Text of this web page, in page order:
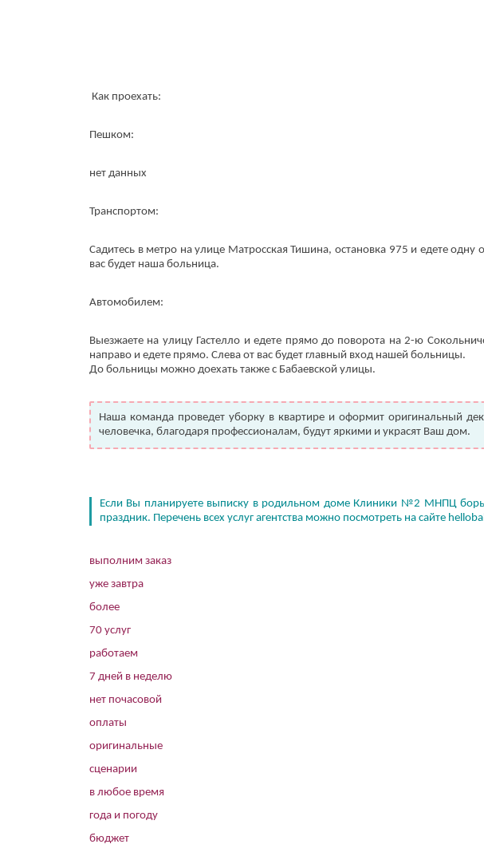
Как проехать:
Пешком:
нет данных
Транспортом:
Садитесь в метро на улице Матросская Тишина, остановка 975 и едете
вас будет наша больница.
Автомобилем:
Выезжаете на улицу Гастелло и едете прямо до поворота на 2-ю
направо и едете прямо. Слева от вас будет главный вход нашей больницы.
До больницы можно доехать также с Бабаевской улицы.
Наша команда проведет уборку в квартире и оформит оригинальный
человечка, благодаря профессионалам, будут яркими и украсят Ваш дом.
Если Вы планируете выписку в родильном доме Клиники №2 МНПЦ
праздник. Перечень всех услуг агентства можно посмотреть на сайте
выполним заказ
уже завтра
более
70 услуг
работаем
7 дней в неделю
нет почасовой
оплаты
оригинальные
сценарии
в любое время
года и погоду
бюджет